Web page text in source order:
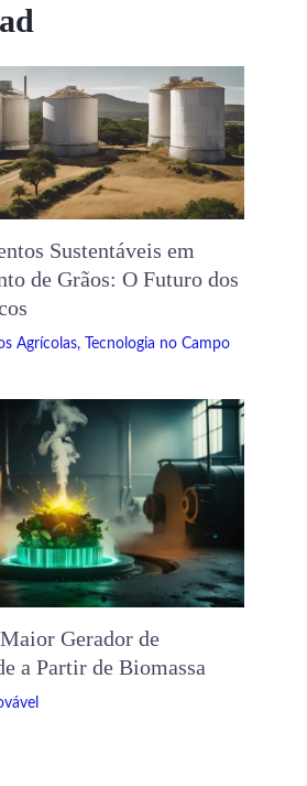
Sustentáveis ​​em
de Grãos: O Futuro dos
Agrícolas, Tecnologia no Campo
Gerador de
a Partir de Biomassa